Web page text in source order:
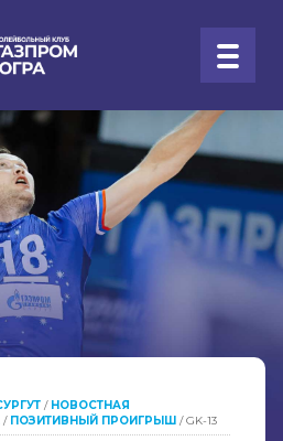
/ НОВОСТНАЯ
/ ПОЗИТИВНЫЙ ПРОИГРЫШ /GK-13